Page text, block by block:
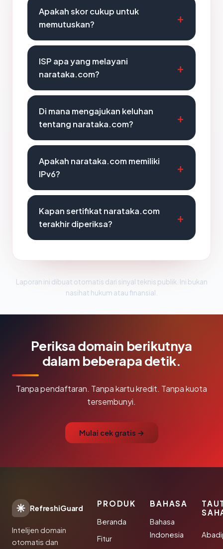
Apakah skor cukup untuk
memutuskan?
ISP apa yang melayani
narataka.com?
Di mana mengajukan keluhan
tentang narataka.com?
Apakah narataka.com memiliki
IPv6?
Kapan sertifikat narataka.com
terakhir diperiksa?
Laporan ini dibuat otomatis dari sinyal teknis publik. Ini bukan
nasihat hukum atau finansial.
Periksa domain berikutnya
dalam beberapa detik.
Tanpa pendaftaran. Tanpa kartu kredit. Tanpa kuota
tersembunyi.
Mulai cek gratis →
RefreshiGuard
Intelijen domain
otomatis dan
PRODUK
Beranda
Fitur
BAHASA
Bahasa
Indonesia